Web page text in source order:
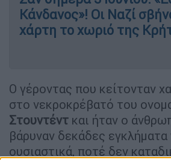
Κάνδανος»! Οι Ναζί
χάρτη το χωριό της
Ο γέροντας που κείτονταν
στο νεκροκρέβατό του
Στουντέντ και ήταν ο
βάρυναν δεκάδες εγκλήματα
ουσιαστικά, ποτέ δεν